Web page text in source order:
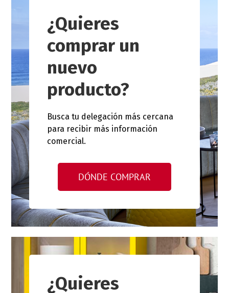
¿Quieres
comprar un
nuevo
producto?
Busca tu delegación más cercana
para recibir más información
comercial.
DÓNDE COMPRAR
¿Quieres